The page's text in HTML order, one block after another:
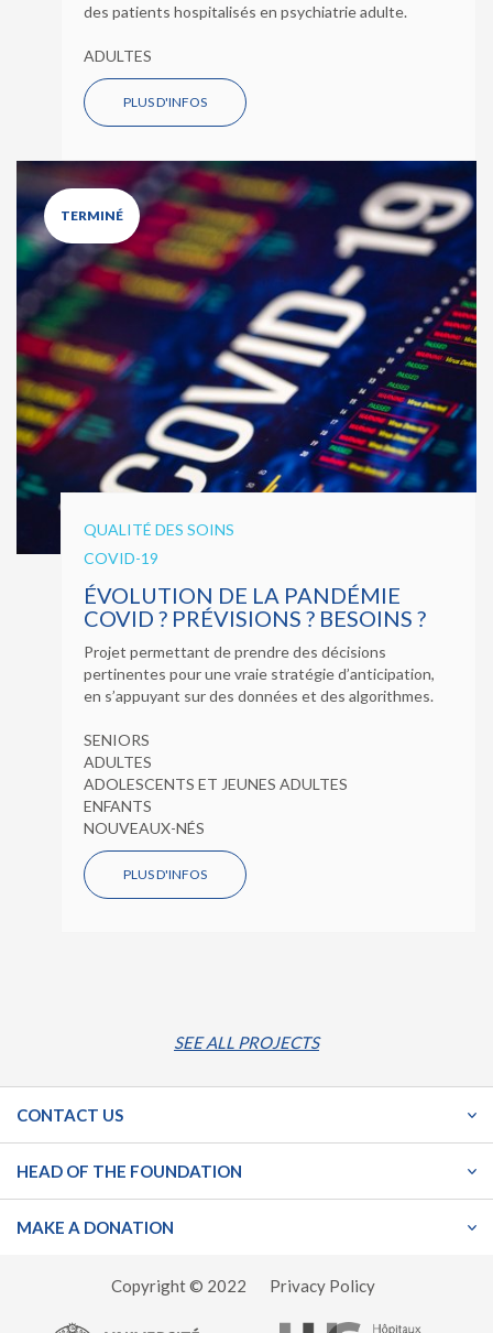
des patients hospitalisés en psychiatrie adulte.
ADULTES
PLUS D'INFOS
TERMINÉ
QUALITÉ DES SOINS
COVID-19
ÉVOLUTION DE LA PANDÉMIE
COVID ? PRÉVISIONS ? BESOINS ?
Projet permettant de prendre des décisions
pertinentes pour une vraie stratégie d’anticipation,
en s’appuyant sur des données et des algorithmes.
SENIORS
ADULTES
ADOLESCENTS ET JEUNES ADULTES
ENFANTS
NOUVEAUX-NÉS
PLUS D'INFOS
SEE ALL PROJECTS
CONTACT US
HEAD OF THE FOUNDATION
MAKE A DONATION
Copyright © 2022 Privacy Policy